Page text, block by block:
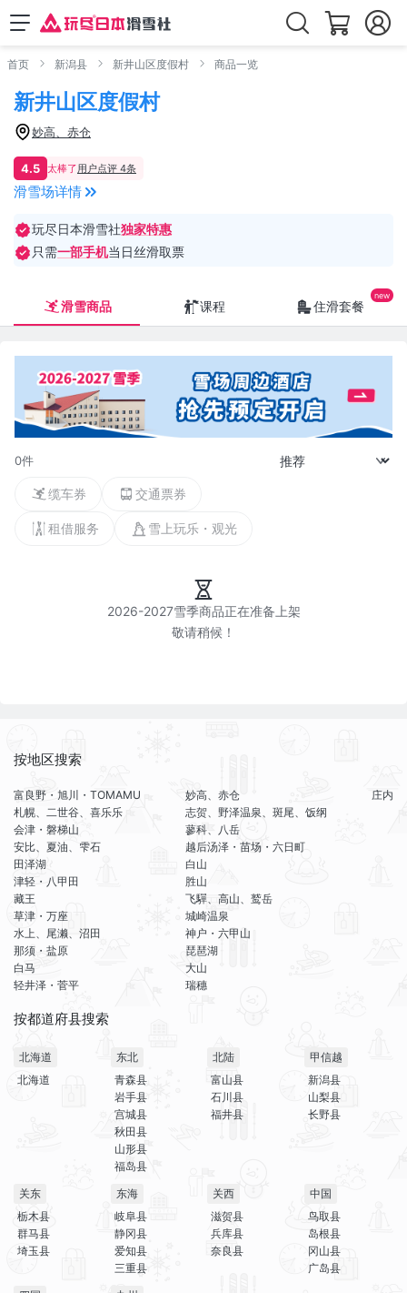
首页 新潟县 新井山区度假村 商品一览
新井山区度假村
妙高、赤仓
4.5 太棒了用户点评 4条
滑雪场详情
玩尽日本滑雪社独家特惠
只需一部手机当日丝滑取票
滑雪商品 课程 住滑套餐
0件
缆车券 交通票券
租借服务 雪上玩乐・观光
2026-2027雪季商品正在准备上架
按地区搜索
富良野・旭川・TOMAMU
札幌、二世谷、喜乐乐
会津・磐梯山
安比、夏油、雫石
田泽湖
津轻・八甲田
藏王
草津・万座
水上、尾濑、沼田
那须・盐原
白马
轻井泽・菅平
妙高、赤仓
志贺、野泽温泉、斑尾、饭纲
蓼科、八岳
越后汤泽・苗场・六日町
白山
胜山
飞驒、高山、鹫岳
城崎温泉
神户・六甲山
琵琶湖
大山
瑞穗
庄内
按都道府县搜索
北海道
北海道
东北
青森县
岩手县
宫城县
秋田县
山形县
福岛县
北陆
富山县
石川县
福井县
甲信越
新潟县
山梨县
长野县
关东
栃木县
群马县
埼玉县
东海
岐阜县
静冈县
爱知县
三重县
关西
滋贺县
兵库县
奈良县
中国
鸟取县
岛根县
冈山县
广岛县